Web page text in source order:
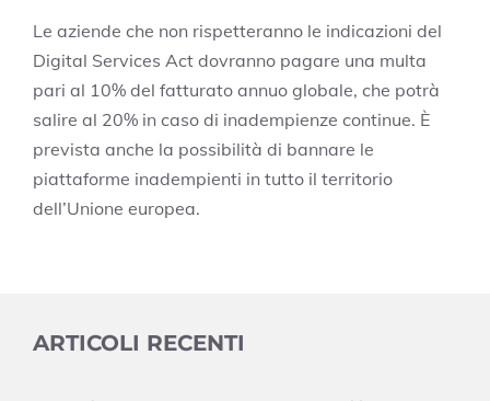
Le aziende che non rispetteranno le indicazioni del
Digital Services Act dovranno pagare una multa
pari al 10% del fatturato annuo globale, che potrà
salire al 20% in caso di inadempienze continue. È
prevista anche la possibilità di bannare le
piattaforme inadempienti in tutto il territorio
dell’Unione europea.
ARTICOLI RECENTI